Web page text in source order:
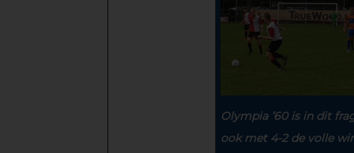
Olympia ’60 is in dit
ook met 4-2 de volle